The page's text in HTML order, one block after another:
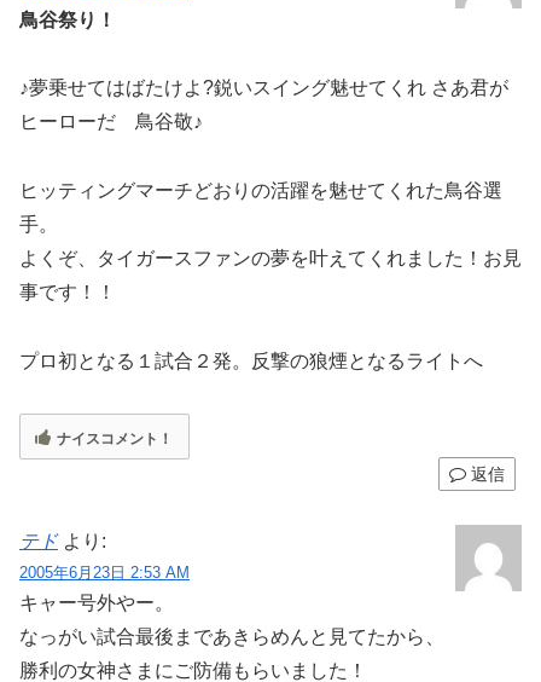
鳥谷祭り！
♪夢乗せてはばたけよ?鋭いスイング魅せてくれ さあ君が
ヒーローだ 鳥谷敬♪
ヒッティングマーチどおりの活躍を魅せてくれた鳥谷選
手。
よくぞ、タイガースファンの夢を叶えてくれました！お見
事です！！
プロ初となる１試合２発。反撃の狼煙となるライトへ
ナイスコメント！
返信
テド より:
2005年6月23日 2:53 AM
キャー号外やー。
なっがい試合最後まであきらめんと見てたから、
勝利の女神さまにご防備もらいました！